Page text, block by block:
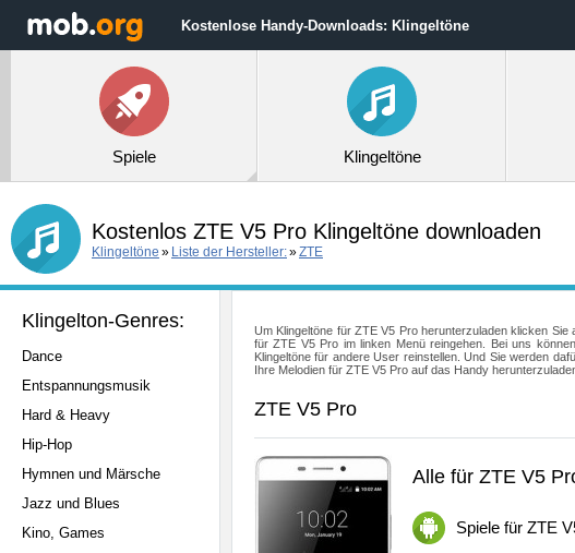
Kostenlose Handy-Downloads: Klingeltöne
Spiele Klingeltöne
Kostenlos ZTE V5 Pro Klingeltöne downloaden
Klingeltöne » Liste der Hersteller:»ZTE
Klingelton-Genres:
Dance
Entspannungsmusik
Hard & Heavy
Hip-Hop
Hymnen und Märsche
Jazz und Blues
Kino, Games
Um Klingeltöne für ZTE V5 Pro herunterzuladen klicken
für ZTE V5 Pro im linken Menü reingehen. Bei uns
Klingeltöne für andere User reinstellen. Und Sie werden
Ihre Melodien für ZTE V5 Pro auf das Handy
ZTE V5 Pro
Alle für ZTE V5
Spiele für ZTE